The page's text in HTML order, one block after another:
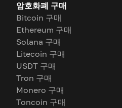
암호화폐 구매
Bitcoin 구매
Ethereum 구매
Solana 구매
Litecoin 구매
USDT 구매
Tron 구매
Monero 구매
Toncoin 구매